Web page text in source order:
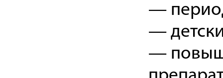
—
—
—